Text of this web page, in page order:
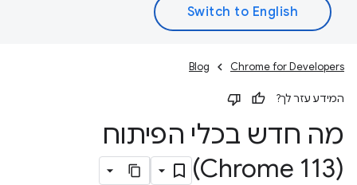
Chrome for Developers
Blog
המידע עזר לך?
מה חדש בכלי הפיתוח
(Chrome 113)